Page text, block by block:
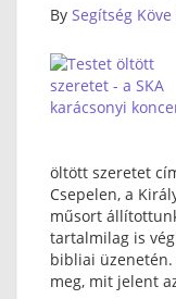
By Segítség
öltött szeretet
Csepelen, a
műsort
tartalmilag is
bibliai
meg, mit jelent